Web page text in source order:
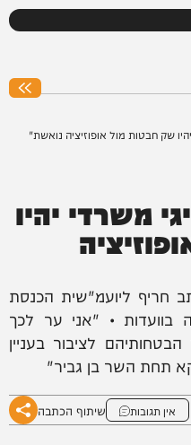
שק חבטות מול אופוזיציה נואשת"
משרדי יהיו
חריף ליועמ"שית הכנסת
בוועדות • "אני ער לכך
לציבור בעניין
תחת השר בן גביר"
אין תגובות שיתוף הכתבה